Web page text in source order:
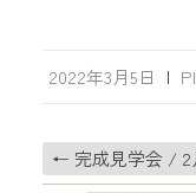
2022年3月5日 |
← 完成見学会 / 2